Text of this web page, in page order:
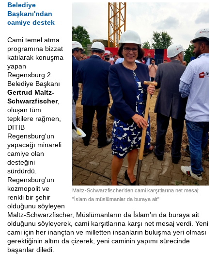
Maltz-Schwarzfischer'den cami karşıtlarına net mesaj:
"İslam da müslümanlar da buraya ait"
Belediye
Başkanı'ndan
camiye destek
Cami temel atma
programına bizzat
katılarak konuşma
yapan
Regensburg 2.
Belediye Başkanı
Gertrud Maltz-
Schwarzfischer,
oluşan tüm
tepkilere rağmen,
DİTİB
Regensburg'un
yapacağı minareli
camiye olan
desteğini
sürdürdü.
Regensburg'un
kozmopolit ve
renkli bir şehir
olduğunu söyleyen
Maltz-Schwarzfischer, Müslümanların da İslam'ın da buraya ait
olduğunu söyleyerek, cami karşıtlarına karşı net mesaj verdi. Yeni
cami için her inançtan ve milletten insanların buluşma yeri olması
gerektiğinin altını da çizerek, yeni caminin yapımı sürecinde
başarılar diledi.